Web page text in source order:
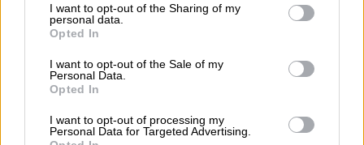
not limited to your visit or usage behaviour. You may click to
grant or deny consent to Google and its third-party tags to
use your data for below specified purposes in below Google
consent section.
I want to opt-out of the Sharing of my
personal data.
Opted In
I want to opt-out of the Sale of my
Personal Data.
Opted In
I want to opt-out of processing my
Personal Data for Targeted Advertising.
Lifestyle|15.12.2020 19:04